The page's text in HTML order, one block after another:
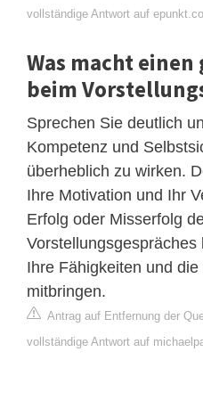
vollständige Antwort auf
Was macht
beim
Sprechen Sie deutlich
Kompetenz und
überheblich zu wirken.
Ihre Motivation und Ihr
Erfolg oder Misserfolg
Ihre Fähigkeiten und
mitbringen.
Antrag auf Entfernung der
vollständige Antwort auf